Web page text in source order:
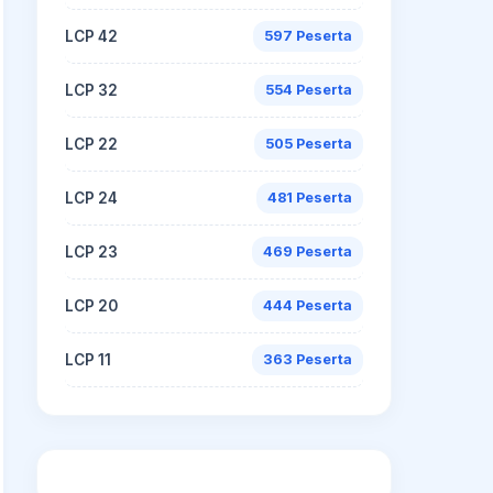
LCP 42 597 Peserta
LCP 32 554 Peserta
LCP 22 505 Peserta
LCP 24 481 Peserta
LCP 23 469 Peserta
LCP 20 444 Peserta
LCP 11 363 Peserta